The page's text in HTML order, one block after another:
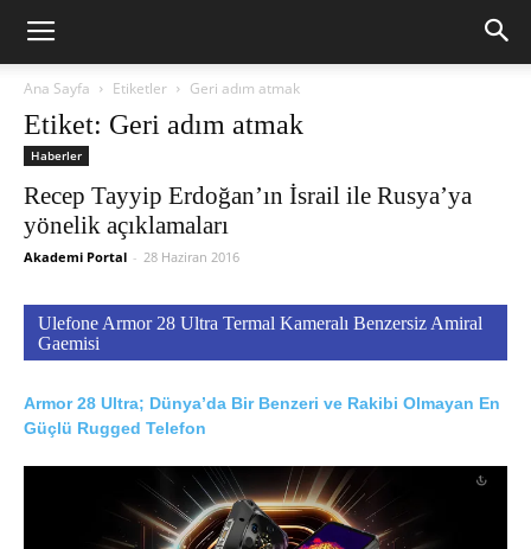
Ana Sayfa Etiketler Geri adım atmak
Etiket: Geri adım atmak
Haberler
Recep Tayyip Erdoğan’ın İsrail ile Rusya’ya
yönelik açıklamaları
Akademi Portal - 28 Haziran 2016
Ulefone Armor 28 Ultra Termal Kameralı Benzersiz Amiral
Gaemisi
Armor 28 Ultra; Dünya’da Bir Benzeri ve Rakibi Olmayan En
Güçlü Rugged Telefon